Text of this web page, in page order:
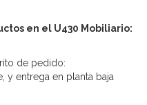
en el U430 Mobiliario:
de pedido:
y entrega en planta baja